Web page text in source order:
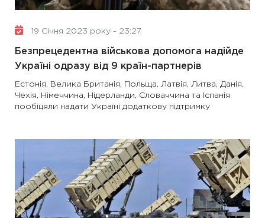
19 Січня 2023 року - 23:27
Безпрецедентна військова допомога надійде
Україні одразу від 9 країн-партнерів
Естонія, Велика Британія, Польща, Латвія, Литва, Данія,
Чехія, Німеччина, Нідерланди, Словаччина та Іспанія
пообіцяли надати Україні додаткову підтримку